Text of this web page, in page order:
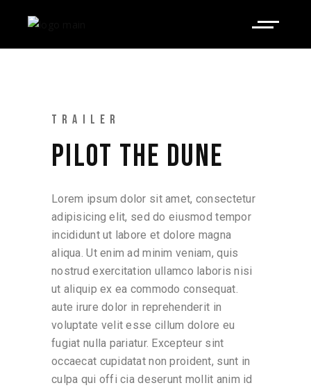
TRAILER
PILOT THE DUNE
Lorem ipsum dolor sit amet, consectetur
adipisicing elit, sed do eiusmod tempor
incididunt ut labore et dolore magna
aliqua. Ut enim ad minim veniam, quis
nostrud exercitation ullamco laboris nisi
ut aliquip ex ea commodo consequat.
aute irure dolor in reprehenderit in
voluptate velit esse cillum dolore eu
fugiat nulla pariatur. Excepteur sint
occaecat cupidatat non proident, sunt in
culpa qui offi cia deserunt mollit anim id